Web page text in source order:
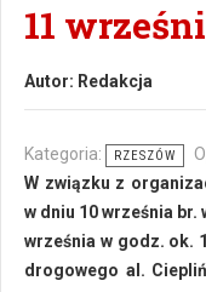
11
Autor: Redakcja
Kategoria: RZESZÓW
W związku z
w dniu 10 września br.
września w godz. ok.
drogowego al.